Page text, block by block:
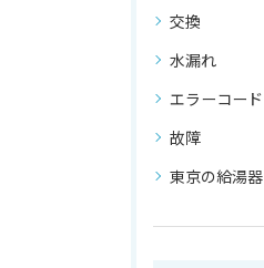
交換
水漏れ
エラーコード
故障
東京の給湯器